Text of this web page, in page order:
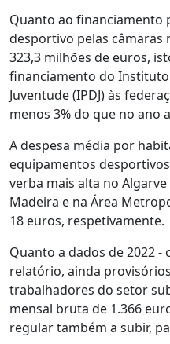
Quanto ao financiamento
desportivo pelas câmaras
323,3 milhões de euros,
financiamento do
Juventude (IPDJ) às
menos 3% do que no ano
A despesa média por
equipamentos
verba mais alta no
Madeira e na Área
18 euros, respetivamente.
Quanto a dados de 2022
relatório, ainda
trabalhadores do setor
mensal bruta de 1.366
regular também a subir,